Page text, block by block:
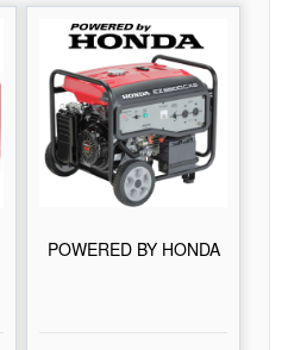
POWERED BY HONDA